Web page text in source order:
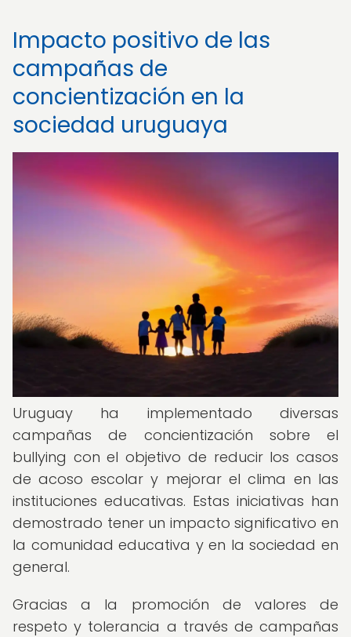
Impacto positivo de las
campañas de
concientización en la
sociedad uruguaya
Uruguay ha implementado diversas
campañas de concientización sobre el
bullying con el objetivo de reducir los casos
de acoso escolar y mejorar el clima en las
instituciones educativas. Estas iniciativas han
demostrado tener un impacto significativo en
la comunidad educativa y en la sociedad en
general.
Gracias a la promoción de valores de
respeto y tolerancia a través de campañas